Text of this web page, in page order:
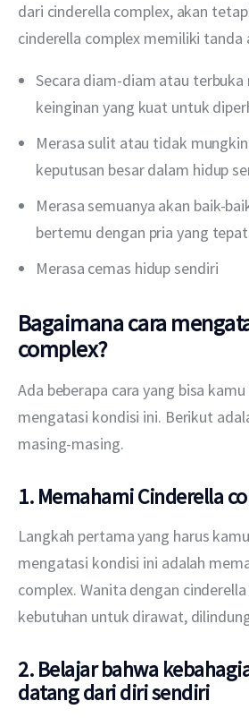
dari cinderella complex, akan
cinderella complex memiliki tanda
Secara diam-diam atau
keinginan yang kuat untuk
Merasa sulit atau tidak
keputusan besar dalam hidup
Merasa semuanya akan baik-
bertemu dengan pria yang tepat
Merasa cemas hidup sendiri
Bagaimana cara
complex?
Ada beberapa cara yang bisa
mengatasi kondisi ini. Berikut
masing-masing.
1. Memahami Cinderella
Langkah pertama yang harus
mengatasi kondisi ini adalah
complex. Wanita dengan
kebutuhan untuk dirawat,
2. Belajar bahwa
datang dari diri sendiri